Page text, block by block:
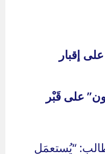
إقبار
على قَبْر
“يُستعمَل